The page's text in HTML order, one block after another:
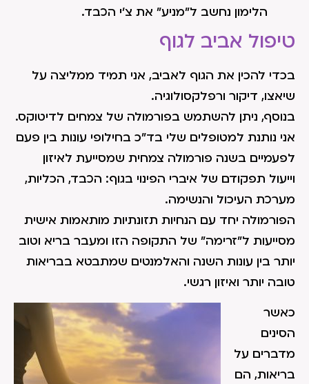
הלימון נחשב ל"מניע" את צ'י הכבד.
טיפול אביב לגוף
בכדי להכין את הגוף לאביב, אני תמיד ממליצה על
שיאצו, דיקור ורפלקסולוגיה.
בנוסף, ניתן להשתמש בפורמולה של צמחים לדיטוקס.
אני נותנת למטופלים שלי בד"כ בחילופי עונות בין פעם
לפעמיים בשנה פורמולה צמחית שמסייעת לאיזון
וייעול תפקודם של איברי הפינוי בגוף: הכבד, הכליות,
מערכת העיכול והנשימה.
הפורמולה יחד עם הנחיות תזונתיות מותאמות אישית
מסייעות ל"זרימה" של התקופה הזו ומעבר בריא וטוב
יותר בין עונות השנה והאלמנטים שמתבטא בבריאות
טובה יותר ואיזון רגשי.
כאשר
הסינים
מדברים על
בריאות, הם